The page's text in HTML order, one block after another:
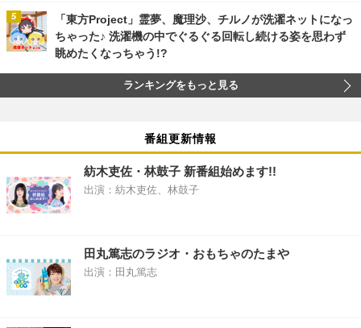
「東方Project」霊夢、魔理沙、チルノが洗濯ネットになっ
ちゃった♪ 洗濯機の中でぐるぐる回転し続ける姿を思わず
眺めたくなっちゃう!?
ランキングをもっと見る
番組更新情報
紡木吏佐・林鼓子 新番組始めます!!
出演：紡木吏佐、林鼓子
田丸篤志のラジオ・おもちゃのたまや
出演：田丸篤志